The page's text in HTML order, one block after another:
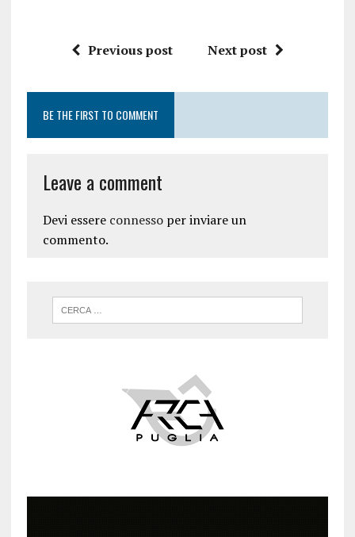
Previous post Next post
BE THE FIRST TO COMMENT
Leave a comment
Devi essere connessoper inviare un
commento.